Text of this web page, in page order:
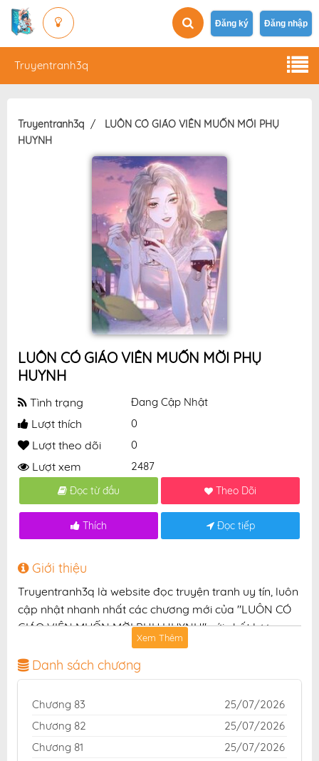
Đăng ký Đăng nhập
Truyentranh3q
Truyentranh3q
LUÔN CÓ GIÁO VIÊN MUỐN MỜI PHỤ
HUYNH
LUÔN CÓ GIÁO VIÊN MUỐN MỜI PHỤ
HUYNH
Tình trạng Đang Cập Nhật
Lượt thích 0
Lượt theo dõi 0
Lượt xem 2487
Đọc từ đầu Theo Dõi
Thích Đọc tiếp
Giới thiệu
Truyentranh3q là website đọc truyện tranh uy tín, luôn
cập nhật nhanh nhất các chương mới của "LUÔN CÓ
GIÁO VIÊN MUỐN MỜI PHỤ HUYNH" với chất lượng
hình ảnh sắc nét, bản dịch chuẩn và giao diện thân
thiện, mang đến trải nghiệm đọc truyện hấp dẫn, tiện
lợi, hoàn toàn miễn phí cho độc giả yêu thích truyện
tranh online.
Xem Thêm
Danh sách chương
Chương 83
25/07/2026
Chương 82
25/07/2026
Chương 81
25/07/2026